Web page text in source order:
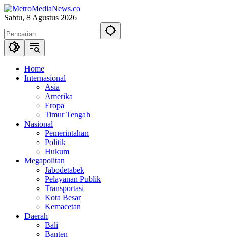
Langsung
ke
Sabtu, 8 Agustus 2026
Home
Internasional
Asia
Amerika
Eropa
Timur Tengah
Nasional
Pemerintahan
Politik
Hukum
Megapolitan
Jabodetabek
Pelayanan Publik
Transportasi
Kota Besar
Kemacetan
Daerah
Bali
Banten